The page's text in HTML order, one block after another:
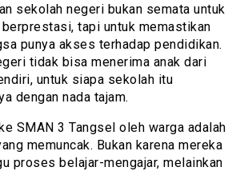
sekolah negeri bukan semata untuk
tapi untuk memastikan
punya akses terhadap pendidikan.
tidak bisa menerima anak dari
untuk siapa sekolah itu
dengan nada tajam.
SMAN 3 Tangsel oleh warga adalah
memuncak. Bukan karena mereka
proses belajar-mengajar, melainkan